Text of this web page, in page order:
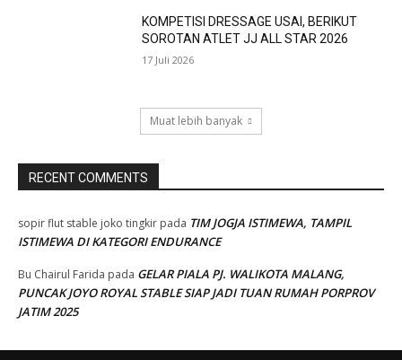
KOMPETISI DRESSAGE USAI, BERIKUT
SOROTAN ATLET JJ ALL STAR 2026
17 Juli 2026
Muat lebih banyak
RECENT COMMENTS
sopir flut stable joko tingkir pada TIM JOGJA ISTIMEWA, TAMPIL
ISTIMEWA DI KATEGORI ENDURANCE
Bu Chairul Farida pada GELAR PIALA PJ. WALIKOTA MALANG,
PUNCAK JOYO ROYAL STABLE SIAP JADI TUAN RUMAH PORPROV
JATIM 2025